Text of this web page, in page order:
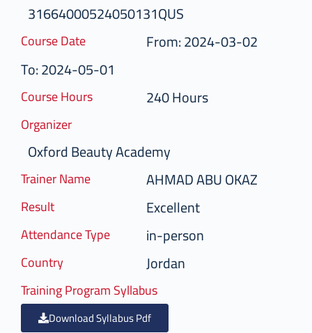
31664000524050131QUS
Course Date
From: 2024-03-02
To: 2024-05-01
Course Hours 240 Hours
Organizer
Oxford Beauty Academy
Trainer Name AHMAD ABU OKAZ
Result Excellent
Attendance Type in-person
Country Jordan
Training Program Syllabus
Download Syllabus Pdf